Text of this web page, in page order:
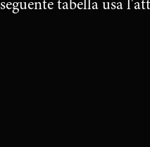
seguente tabella usa